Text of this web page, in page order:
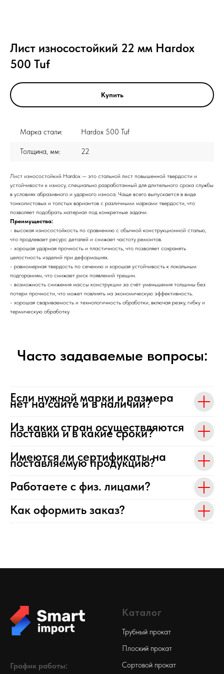
Лист износостойкий 22 мм Hardox
500 Tuf
Купить
Марка стали: Hardox 500 Tuf
Толщина, мм: 22
Лист износостойкий Hardox — это стальной лист повышенной твердости и
устойчивости к износу, специально разработанный для длительного срока службы
в условиях абразивного и ударного износа. Чаще всего выпускается в виде
тонколистовых и толстых вариантов с различными марками твердости, что
позволяет подобрать материал под конкретные задачи.
Преимущества:
- высокая износостойкость по сравнению с обычной конструкционной сталью,
что продлевает ресурс деталей и снижает частоту ремонтов.
- хорошая ударная прочность и пластичность, что позволяет сохранять
целостность изделий при деформациях.
- равномерная твердость по сечению и хорошая устойчивость к локальным
подгораниям, что снижает риск появлений трещин.
- возможность снижения массы конструкции за счёт уменьшения толщины без
потери прочности, что может повлиять на экономическую эффективность.
- хорошая свариваемость и технологичность обработки, включая резку, гибку и
термическую обработку.
Часто задаваемые вопросы:
Если нужной марки и размера
нет на сайте и в наличии?
Из каких стран осуществляются
поставки и в какие сроки?
Имеются ли сертификаты на
поставляемую продукцию?
Работаете с физ. лицами?
Как оформить заказ?
График работы:
Каталог
Трубный прокат
Плоский прокат
Сортовой прокат